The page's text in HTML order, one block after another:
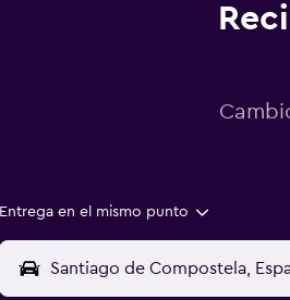
Entrega en el mismo punto